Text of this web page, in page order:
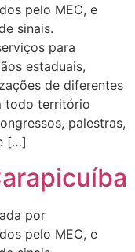
pelo MEC, e
sinais.
para
estaduais,
de diferentes
todo território
palestras,
[…]
por
pelo MEC, e